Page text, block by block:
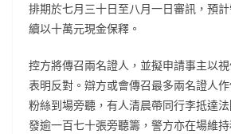
排期於七月三十日至八月一日審訊，預
續以十萬元現金保釋。
控方將傳召兩名證人，並擬申請事主以
表明反對。辯方或會傳召最多兩名證人
粉絲到場旁聽，有人清晨帶同行李抵達
發逾一百七十張旁聽籌，警方亦在場維持